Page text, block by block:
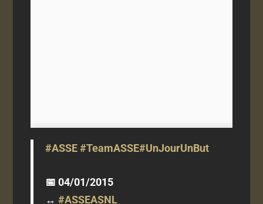
#ASSE #TeamASSE#UnJourUnBut
📅 04/01/2015
↔️#ASSEASNL